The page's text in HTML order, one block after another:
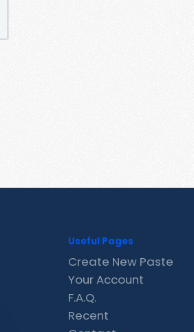
Useful Pages
Create New Paste
Your Account
F.A.Q.
Recent